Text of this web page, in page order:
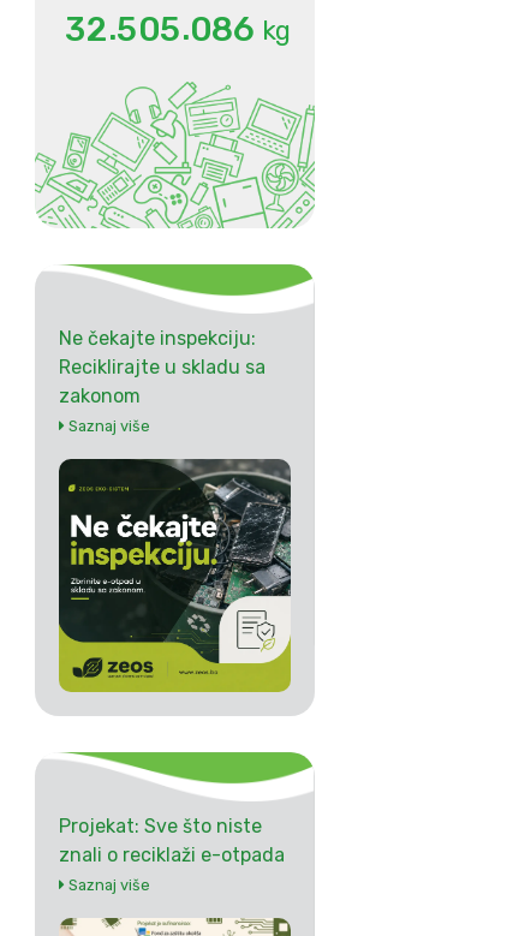
32.505.086 kg
Ne čekajte inspekciju:
Reciklirajte u skladu sa
zakonom
Saznaj više
Projekat: Sve što niste
znali o reciklaži e-otpada
Saznaj više